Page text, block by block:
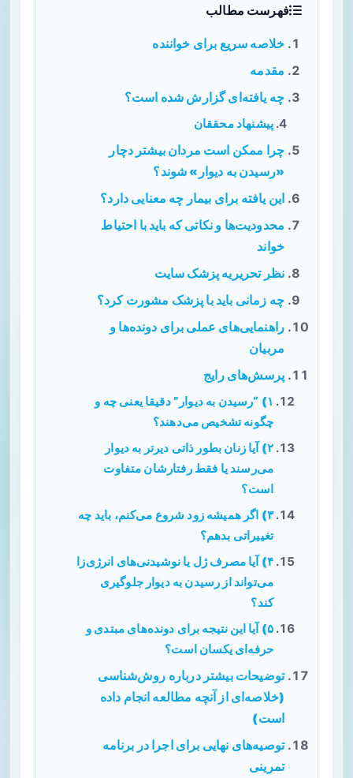
فهرست مطالب
خلاصه سریع برای خواننده
مقدمه
چه یافته‌ای گزارش شده است؟
پیشنهاد محققان
چرا ممکن است مردان بیشتر دچار
«رسیدن به دیوار» شوند؟
این یافته برای بیمار چه معنایی دارد؟
محدودیت‌ها و نکاتی که باید با احتیاط
خواند
نظر تحریریه پزشک سایت
چه زمانی باید با پزشک مشورت کرد؟
راهنمایی‌های عملی برای دونده‌ها و
مربیان
پرسش‌های رایج
۱) “رسیدن به دیوار” دقیقا یعنی چه و
چگونه تشخیص می‌دهند؟
۲) آیا زنان بطور ذاتی دیرتر به دیوار
می‌رسند یا فقط رفتارشان متفاوت
است؟
۳) اگر همیشه زود شروع می‌کنم، باید چه
تغییراتی بدهم؟
۴) آیا مصرف ژل یا نوشیدنی‌های انرژی‌زا
می‌تواند از رسیدن به دیوار جلوگیری
کند؟
۵) آیا این نتیجه برای دونده‌های مبتدی و
حرفه‌ای یکسان است؟
توضیحات بیشتر درباره روش‌شناسی
(خلاصه‌ای از آنچه مطالعه انجام داده
است)
توصیه‌های نهایی برای اجرا در برنامه
تمرینی